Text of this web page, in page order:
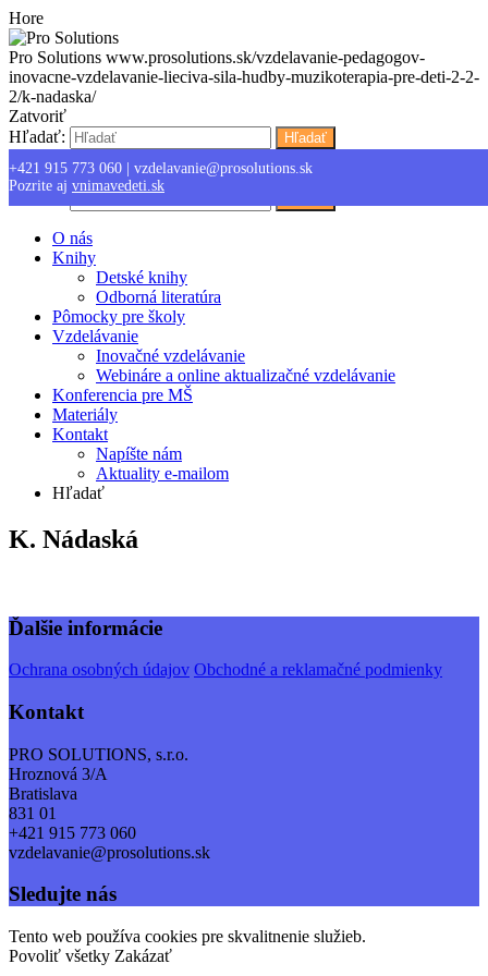
Hore
Pro Solutions www.prosolutions.sk/vzdelavanie-pedagogov-
inovacne-vzdelavanie-lieciva-sila-hudby-muzikoterapia-pre-deti-2-2-
2/k-nadaska/
Zatvoriť
Hľadať:
Hľadať
+421 915 773 060
vzdelavanie@prosolutions.sk
Pozrite aj vnimavedeti.sk
Menu
Hľadať:
O nás
Knihy
Detské knihy
Odborná literatúra
Pômocky pre školy
Vzdelávanie
Inovačné vzdelávanie
Webináre a online aktualizačné vzdelávanie
Konferencia pre MŠ
Materiály
Kontakt
Napíšte nám
Aktuality e-mailom
Hľadať
K. Nádaská
Ďalšie informácie
Ochrana osobných údajov Obchodné a reklamačné podmienky
Kontakt
PRO SOLUTIONS, s.r.o.
Hroznová 3/A
Bratislava
831 01
+421 915 773 060
vzdelavanie@prosolutions.sk
Sledujte nás
Tento web používa cookies pre skvalitnenie služieb.
Povoliť všetky Zakázať